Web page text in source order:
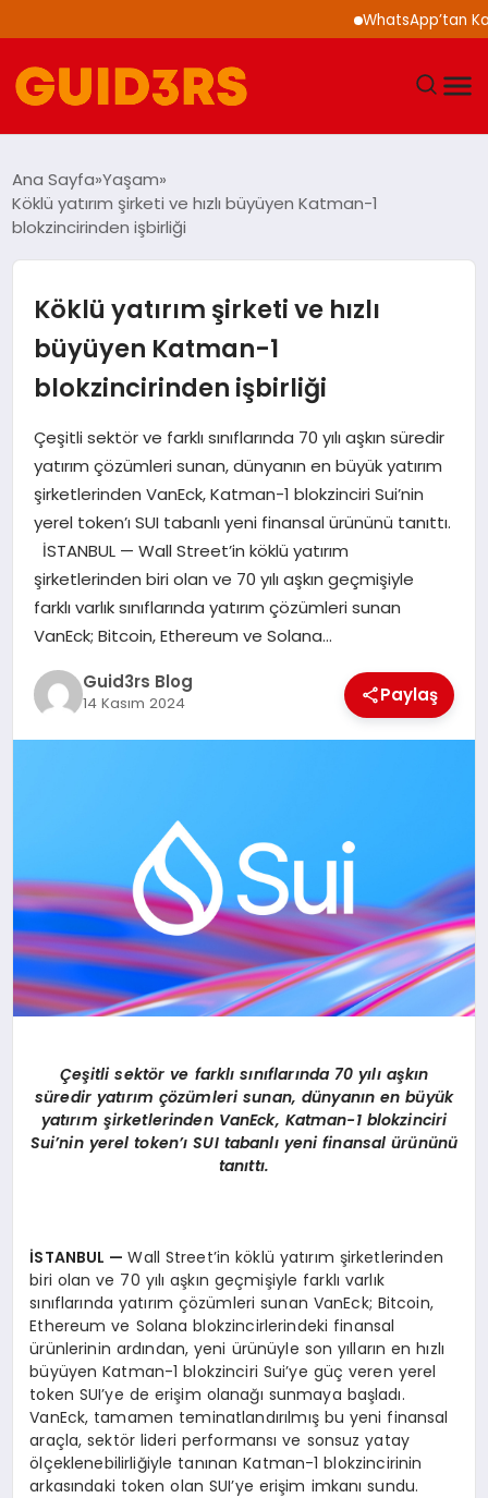
WhatsApp’tan
YAŞAM
SAĞLIK
EKONOMI
MAGAZIN
EĞITIM
Ana Sayfa Yaşam
Köklü yatırım şirketi ve hızlı büyüyen Katman-1
blokzincirinden işbirliği
Köklü yatırım şirketi ve hızlı
büyüyen Katman-1
blokzincirinden işbirliği
Çeşitli sektör ve farklı sınıflarında 70 yılı aşkın süredir
yatırım çözümleri sunan, dünyanın en büyük yatırım
şirketlerinden VanEck, Katman-1 blokzinciri Sui’nin
yerel token’ı SUI tabanlı yeni finansal ürününü tanıttı.
İSTANBUL — Wall Street’in köklü yatırım
şirketlerinden biri olan ve 70 yılı aşkın geçmişiyle
farklı varlık sınıflarında yatırım çözümleri sunan
VanEck; Bitcoin, Ethereum ve Solana…
Guid3rs Blog
14 Kasım 2024 Paylaş
Çeşitli sektör ve farklı sınıflarında 70 yılı aşkın
süredir yatırım çözümleri sunan, dünyanın en büyük
yatırım şirketlerinden VanEck, Katman-1 blokzinciri
Sui’nin yerel token’ı SUI tabanlı yeni finansal ürününü
tanıttı.
İSTANBUL —Wall Street’in köklü yatırım şirketlerinden
biri olan ve 70 yılı aşkın geçmişiyle farklı varlık
sınıflarında yatırım çözümleri sunan VanEck; Bitcoin,
Ethereum ve Solana blokzincirlerindeki finansal
ürünlerinin ardından, yeni ürünüyle son yılların en hızlı
büyüyen Katman-1 blokzinciri Sui’ye güç veren yerel
token SUI’ye de erişim olanağı sunmaya başladı.
VanEck, tamamen teminatlandırılmış bu yeni finansal
araçla, sektör lideri performansı ve sonsuz yatay
ölçeklenebilirliğiyle tanınan Katman-1 blokzincirinin
arkasındaki token olan SUI’ye erişim imkanı sundu.